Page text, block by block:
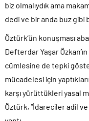
biz olmalıydık ama
dedi ve bir anda buz gibi
Öztürk’ün konuşması
Defterdar Yaşar
cümlesine de tepki
mücadelesi için
karşı yürüttükleri yasal
Öztürk, “İdareciler adil